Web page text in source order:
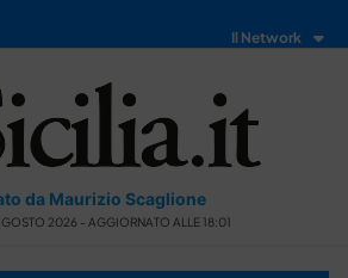
Il Network
da Maurizio Scaglione
2026 - AGGIORNATO ALLE 18:01